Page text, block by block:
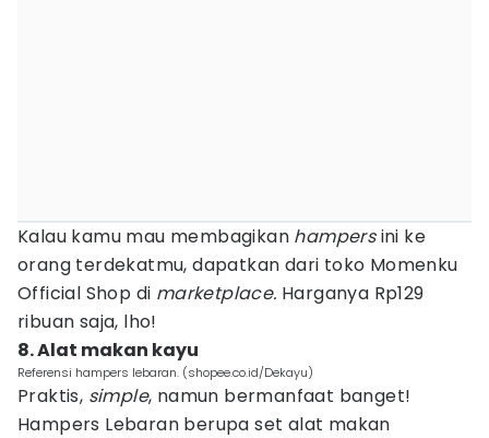
Kalau kamu mau membagikan hampersini ke
orang terdekatmu, dapatkan dari toko Momenku
Official Shop di marketplace. Harganya Rp129
ribuan saja, lho!
8. Alat makan kayu
Referensi hampers lebaran. (shopee.co.id/Dekayu)
Praktis, simple, namun bermanfaat banget!
Hampers Lebaran berupa set alat makan